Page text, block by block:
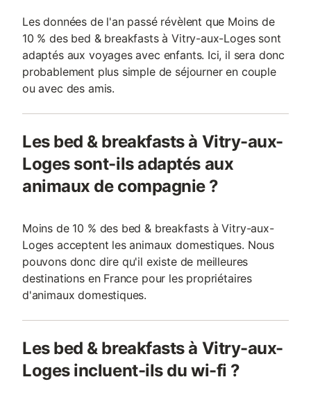
Les données de l'an passé révèlent que Moins de
10 % des bed & breakfasts à Vitry-aux-Loges sont
adaptés aux voyages avec enfants. Ici, il sera donc
probablement plus simple de séjourner en couple
ou avec des amis.
Les bed & breakfasts à Vitry-aux-
Loges sont-ils adaptés aux
animaux de compagnie ?
Moins de 10 % des bed & breakfasts à Vitry-aux-
Loges acceptent les animaux domestiques. Nous
pouvons donc dire qu'il existe de meilleures
destinations en France pour les propriétaires
d'animaux domestiques.
Les bed & breakfasts à Vitry-aux-
Loges incluent-ils du wi-fi ?